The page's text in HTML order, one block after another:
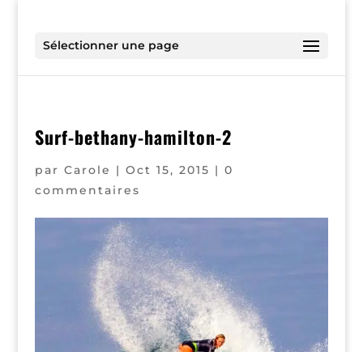
Sélectionner une page
Surf-bethany-hamilton-2
par Carole | Oct 15, 2015 | 0
commentaires